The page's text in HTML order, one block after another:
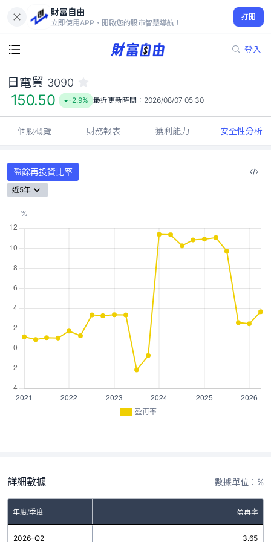
財富自由
立即使用APP，開啟您的股市智慧導航！
打開
登入
150.50
-2.9%
日電貿 3090
150.50 -2.9% 最近更新時間： 2026/08/07 05:30
個股概覽 財務報表 獲利能力 安全性分析
盈餘再投資比率
近5年
盈再率
詳細數據 數據單位：%
年度/季度 盈再率
2026-Q2 3.65